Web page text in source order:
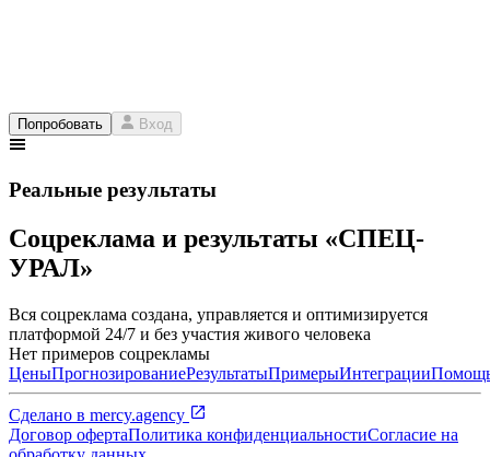
Попробовать Вход
Реальные результаты
Соцреклама и результаты «СПЕЦ-
УРАЛ»
Вся соцреклама создана, управляется и оптимизируется
платформой 24/7 и без участия живого человека
Нет примеров соцрекламы
ЦеныПрогнозированиеРезультатыПримерыИнтеграции
Сделано в mercy.agency
Договор офертаПолитика конфиденциальностиСогласие на